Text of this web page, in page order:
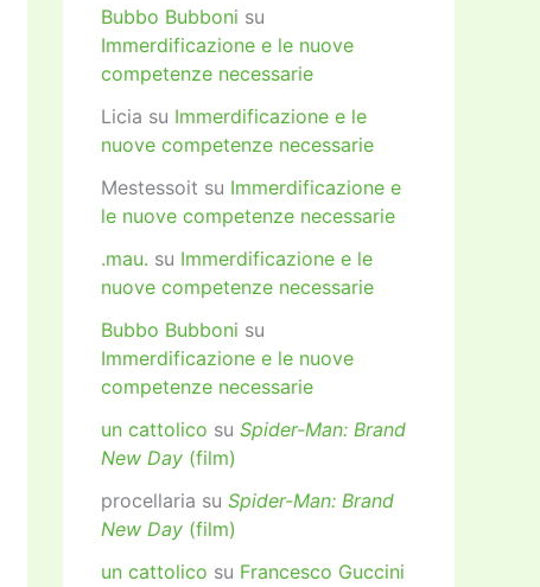
Bubbo Bubboni su
Immerdificazione e le nuove
competenze necessarie
Licia su Immerdificazione e le
nuove competenze necessarie
Mestessoit su Immerdificazione e
le nuove competenze necessarie
.mau. su Immerdificazione e le
nuove competenze necessarie
Bubbo Bubboni su
Immerdificazione e le nuove
competenze necessarie
un cattolico su Spider-Man: Brand
New Day (film)
procellaria su Spider-Man: Brand
New Day (film)
un cattolico su Francesco Guccini